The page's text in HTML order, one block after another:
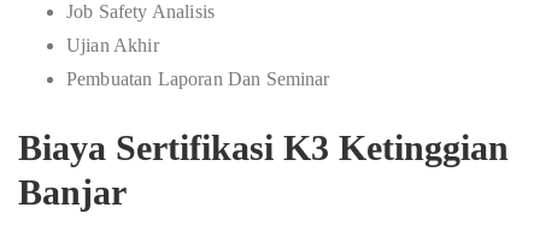
Job Safety Analisis
Ujian Akhir
Pembuatan Laporan Dan Seminar
Biaya Sertifikasi K3 Ketinggian
Banjar